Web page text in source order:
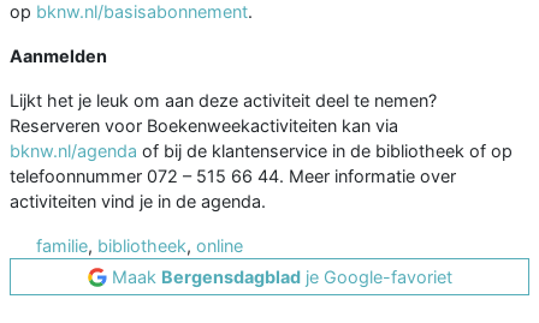
op bknw.nl/basisabonnement.
Aanmelden
Lijkt het je leuk om aan deze activiteit deel te nemen?
Reserveren voor Boekenweekactiviteiten kan via
bknw.nl/agenda of bij de klantenservice in de bibliotheek of op
telefoonnummer 072 – 515 66 44. Meer informatie over
activiteiten vind je in de agenda.
familie, bibliotheek, online
Maak Bergensdagbladje Google-favoriet